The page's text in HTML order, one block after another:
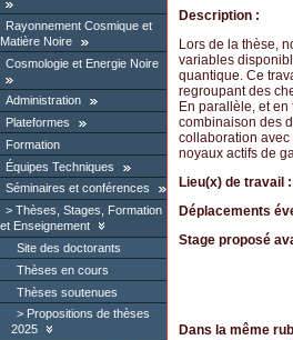
Rayonnement Cosmique et
Matière Noire
Cosmologie et Energie Noire
Administration
Plateformes
Formation
Équipes Techniques
Séminaires et conférences
Thèses, Stages, Formation
et Enseignement
Site des doctorants
Thèses en cours
Thèses soutenues
Propositions de thèses
2025
Description :
Lors de la thèse,
variables
quantique. Ce
regroupant des
En parallèle, et
combinaison des
collaboration
noyaux actifs de
Lieu(x) de travail :
Déplacements
Stage proposé
Dans la même